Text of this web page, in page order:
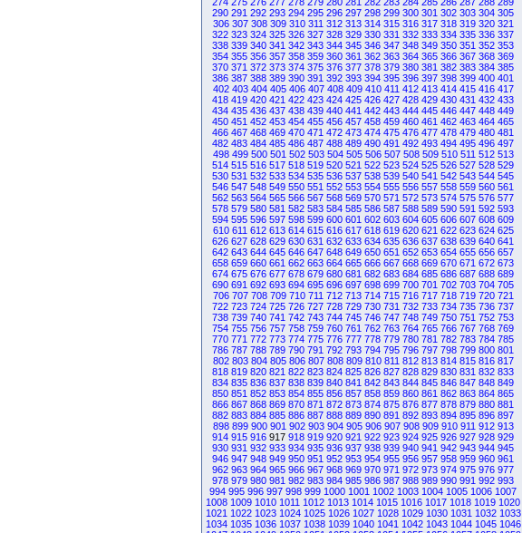
290 291 292 293 294 295 296 297 298 299 300 301 302 303 304 305
306 307 308 309 310 311 312 313 314 315 316 317 318 319 320 321
322 323 324 325 326 327 328 329 330 331 332 333 334 335 336 337
338 339 340 341 342 343 344 345 346 347 348 349 350 351 352 353
354 355 356 357 358 359 360 361 362 363 364 365 366 367 368 369
370 371 372 373 374 375 376 377 378 379 380 381 382 383 384 385
386 387 388 389 390 391 392 393 394 395 396 397 398 399 400 401
402 403 404 405 406 407 408 409 410 411 412 413 414 415 416 417
418 419 420 421 422 423 424 425 426 427 428 429 430 431 432 433
434 435 436 437 438 439 440 441 442 443 444 445 446 447 448 449
450 451 452 453 454 455 456 457 458 459 460 461 462 463 464 465
466 467 468 469 470 471 472 473 474 475 476 477 478 479 480 481
482 483 484 485 486 487 488 489 490 491 492 493 494 495 496 497
498 499 500 501 502 503 504 505 506 507 508 509 510 511 512 513
514 515 516 517 518 519 520 521 522 523 524 525 526 527 528 529
530 531 532 533 534 535 536 537 538 539 540 541 542 543 544 545
546 547 548 549 550 551 552 553 554 555 556 557 558 559 560 561
562 563 564 565 566 567 568 569 570 571 572 573 574 575 576 577
578 579 580 581 582 583 584 585 586 587 588 589 590 591 592 593
594 595 596 597 598 599 600 601 602 603 604 605 606 607 608 609
610 611 612 613 614 615 616 617 618 619 620 621 622 623 624 625
626 627 628 629 630 631 632 633 634 635 636 637 638 639 640 641
642 643 644 645 646 647 648 649 650 651 652 653 654 655 656 657
658 659 660 661 662 663 664 665 666 667 668 669 670 671 672 673
674 675 676 677 678 679 680 681 682 683 684 685 686 687 688 689
690 691 692 693 694 695 696 697 698 699 700 701 702 703 704 705
706 707 708 709 710 711 712 713 714 715 716 717 718 719 720 721
722 723 724 725 726 727 728 729 730 731 732 733 734 735 736 737
738 739 740 741 742 743 744 745 746 747 748 749 750 751 752 753
754 755 756 757 758 759 760 761 762 763 764 765 766 767 768 769
770 771 772 773 774 775 776 777 778 779 780 781 782 783 784 785
786 787 788 789 790 791 792 793 794 795 796 797 798 799 800 801
802 803 804 805 806 807 808 809 810 811 812 813 814 815 816 817
818 819 820 821 822 823 824 825 826 827 828 829 830 831 832 833
834 835 836 837 838 839 840 841 842 843 844 845 846 847 848 849
850 851 852 853 854 855 856 857 858 859 860 861 862 863 864 865
866 867 868 869 870 871 872 873 874 875 876 877 878 879 880 881
882 883 884 885 886 887 888 889 890 891 892 893 894 895 896 897
898 899 900 901 902 903 904 905 906 907 908 909 910 911 912 913
914 915 916 917 918 919 920 921 922 923 924 925 926 927 928 929
930 931 932 933 934 935 936 937 938 939 940 941 942 943 944 945
946 947 948 949 950 951 952 953 954 955 956 957 958 959 960 961
962 963 964 965 966 967 968 969 970 971 972 973 974 975 976 977
978 979 980 981 982 983 984 985 986 987 988 989 990 991 992 993
994 995 996 997 998 999 1000 1001 1002 1003 1004 1005 1006 1007
1008 1009 1010 1011 1012 1013 1014 1015 1016 1017 1018 1019 1020
1021 1022 1023 1024 1025 1026 1027 1028 1029 1030 1031 1032 1033
1034 1035 1036 1037 1038 1039 1040 1041 1042 1043 1044 1045 1046